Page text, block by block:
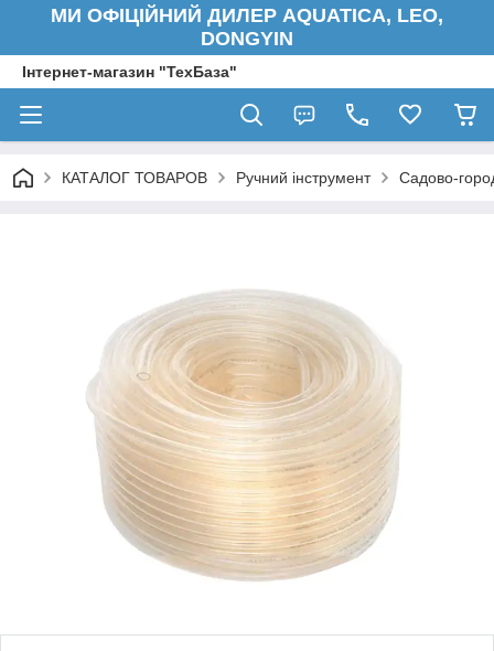
МИ ОФІЦІЙНИЙ ДИЛЕР AQUATICA, LEO,
DONGYIN
Інтернет-магазин "ТехБаза"
КАТАЛОГ ТОВАРОВ Ручний інструмент Садово-